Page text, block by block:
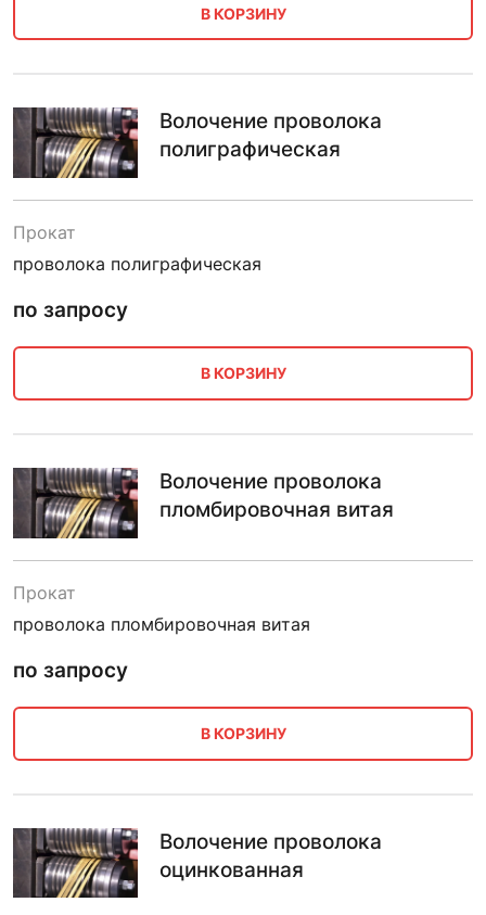
В КОРЗИНУ
Волочение проволока
полиграфическая
Прокат
проволока полиграфическая
по запросу
В КОРЗИНУ
Волочение проволока
пломбировочная витая
Прокат
проволока пломбировочная витая
по запросу
В КОРЗИНУ
Волочение проволока
оцинкованная